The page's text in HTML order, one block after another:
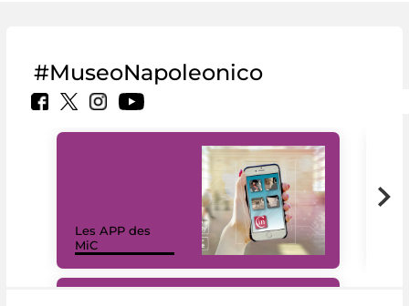
#MuseoNapoleonico
Les APP des
MiC